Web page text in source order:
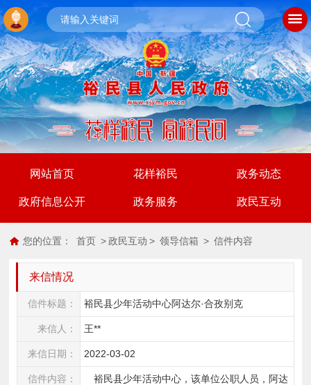
网站首页 花样裕民 政务动态
政府信息公开 政务服务 政民互动
您的位置： 首页 > 政民互动 > 领导信箱 > 信件内容
来信情况
信件标题： 裕民县少年活动中心阿达尔·合孜别克
来信人： 王**
来信日期： 2022-03-02
信件内容：
裕民县少年活动中心，该单位公职人员，阿达